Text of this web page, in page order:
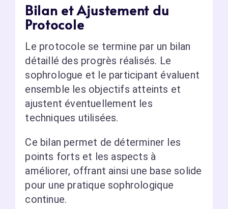
Bilan et Ajustement du
Protocole
Le protocole se termine par un bilan
détaillé des progrès réalisés. Le
sophrologue et le participant évaluent
ensemble les objectifs atteints et
ajustent éventuellement les
techniques utilisées.
Ce bilan permet de déterminer les
points forts et les aspects à
améliorer, offrant ainsi une base solide
pour une pratique sophrologique
continue.